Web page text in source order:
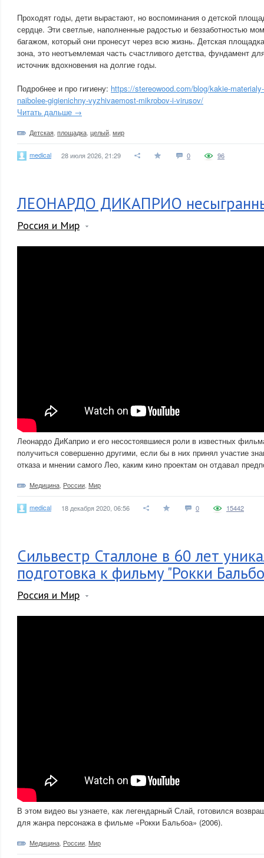
Проходят годы, дети вырастают, но воспоминания о детской
сердце. Эти светлые, наполненные радостью и беззаботностью
багажом, который они пронесут через всю жизнь. Детская
зона, это неотъемлемая часть счастливого детства, фундамент
источник вдохновения на долгие годы.
Подробнее и про гигиену: https://stereowood.com/blog/kakie-
naibolee-gigienichny-vyzhivaemost-mikrobov-i-virusov/
Читать дальше →
Детская площадка целый мир
medical 28 июля 2026, 21:29 0 96
ЛЕОНАРДО ДИКАПРИО
Россия и Мир
Леонардо ДиКаприо и его несостоявшиеся роли в известных
получиться совершенно другими, если бы в них принял участие
отказа и мнении самого Лео, каким кино проектам он отдавал
Медицина России Мир
medical 18 декабря 2020, 06:56 0 15442
Сильвестр Сталлоне в 60 лет
подготовка к фильму "Рокки
Россия и Мир
В этом видео вы узнаете, как легендарный Слай, готовился
для жанра персонажа в фильме «Рокки Бальбоа» (2006).
Медицина России Мир